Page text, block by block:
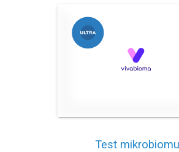
Test mikrobiomu